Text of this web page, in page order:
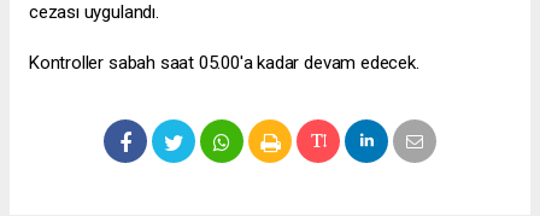
cezası uygulandı.
Kontroller sabah saat 05.00'a kadar devam edecek.